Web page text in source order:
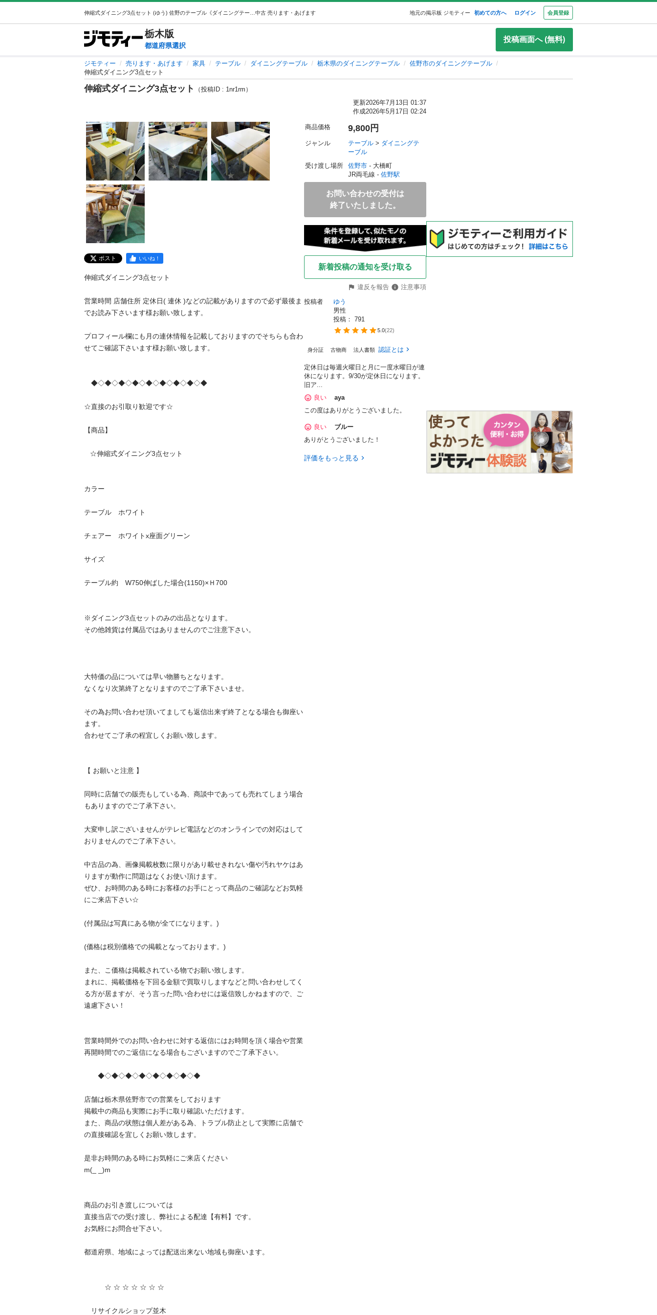
中古 売ります・あげます 地元の掲示板 ジモティー 初めての方へ ログイン 会員登録
栃木版
都道府県選択
投稿画面へ (無料)
ジモティー 売ります・あげます 家具 テーブル ダイニングテーブル 栃木県のダイニングテーブル
佐野市のダイニングテーブル
伸縮式ダイニング3点セット
伸縮式ダイニング3点セット
（投稿ID : 1nr1rm）
更新2026年7月13日 01:37
作成2026年5月17日 02:24
ポスト いいね！
伸縮式ダイニング3点セット
営業時間 店舗住所 定休日( 連休 )などの記載がありますので必ず最後ま
でお読み下さいます様お願い致します。
プロフィール欄にも月の連休情報を記載しておりますのでそちらも合わ
せてご確認下さいます様お願い致します。
◆◇◆◇◆◇◆◇◆◇◆◇◆◇◆◇◆
☆直接のお引取り歓迎です☆
【商品】
カラー
テーブル　ホワイト
チェアー　ホワイトx座面グリーン
サイズ
テーブル約　W750伸ばした場合(1150)×Ｈ700
※ダイニング3点セットのみの出品となります。
その他雑貨は付属品ではありませんのでご注意下さい。
大特価の品については早い物勝ちとなります。
なくなり次第終了となりますのでご了承下さいませ。
その為お問い合わせ頂いてましても返信出来ず終了となる場合も御座い
ます。
合わせてご了承の程宜しくお願い致します。
【 お願いと注意 】
同時に店舗での販売もしている為、商談中であっても売れてしまう場合
もありますのでご了承下さい。
大変申し訳ございませんがテレビ電話などのオンラインでの対応はして
おりませんのでご了承下さい。
中古品の為、画像掲載枚数に限りがあり載せきれない傷や汚れヤケはあ
りますが動作に問題はなくお使い頂けます。
ぜひ、お時間のある時にお客様のお手にとって商品のご確認などお気軽
にご来店下さい☆
(付属品は写真にある物が全てになります。)
(価格は税別価格での掲載となっております。)
また、こ価格は掲載されている物でお願い致します。
まれに、掲載価格を下回る金額で買取りしますなどと問い合わせしてく
る方が居ますが、そう言った問い合わせには返信致しかねますので、ご
遠慮下さい！
営業時間外でのお問い合わせに対する返信にはお時間を頂く場合や営業
再開時間でのご返信になる場合もございますのでご了承下さい。
◆◇◆◇◆◇◆◇◆◇◆◇◆◇◆
店舗は栃木県佐野市での営業をしております
掲載中の商品も実際にお手に取り確認いただけます。
また、商品の状態は個人差がある為、トラブル防止として実際に店舗で
の直接確認を宜しくお願い致します。
是非お時間のある時にお気軽にご来店ください
m(_ _)m
商品のお引き渡しについては
直接当店での受け渡し、弊社による配達【有料】です。
お気軽にお問合せ下さい。
都道府県、地域によっては配送出来ない地域も御座います。
☆ ☆ ☆ ☆ ☆ ☆ ☆
リサイクルショップ並木
商品価格 9,800円
ジャンル テーブル > ダイニングテ
ーブル
受け渡し場所
佐野市 - 大橋町
JR両毛線 - 佐野駅
お問い合わせの受付は
終了いたしました。
新着投稿の通知を受け取る
違反を報告
注意事項
投稿者
ゆう
男性
投稿： 791
5.0(22)
身分証 古物商 法人書類 認証とは
定休日は毎週火曜日と月に一度水曜日が連
休になります。9/30が定休日になります。
旧ア...
良い
aya
この度はありがとうございました。
良い
ブルー
ありがとうございました！
評価をもっと見る